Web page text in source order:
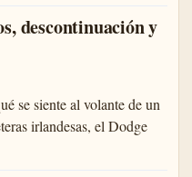
descontinuación y
se siente al volante de un
irlandesas, el Dodge